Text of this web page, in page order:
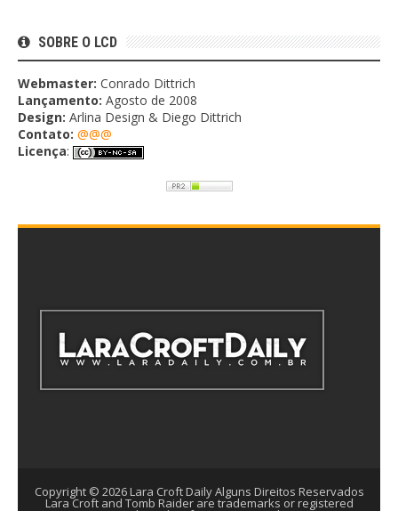
SOBRE O LCD
Webmaster: Conrado Dittrich
Lançamento: Agosto de 2008
Design: Arlina Design & Diego Dittrich
Contato: @@@
Licença:
Copyright © 2026Lara Croft DailyAlguns Direitos Reservados
Lara Croft and Tomb Raider are trademarks or registered